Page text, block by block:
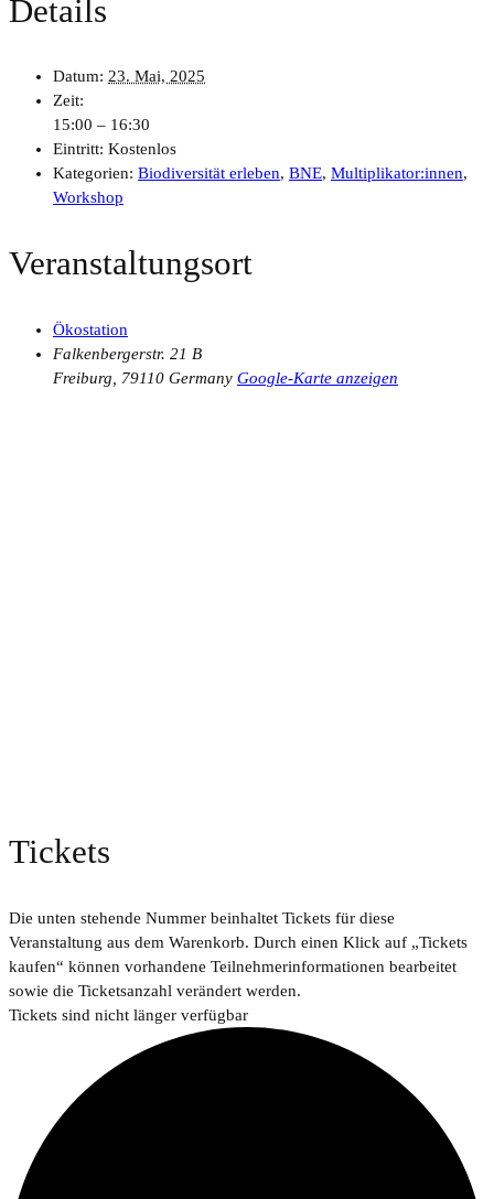
Details
Datum: 23. Mai, 2025
Zeit:
15:00 – 16:30
Eintritt: Kostenlos
Kategorien: Biodiversität erleben, BNE, Multiplikator:innen,
Workshop
Veranstaltungsort
Ökostation
Falkenbergerstr. 21 B
Freiburg
79110 Germany Google-Karte anzeigen
Tickets
Die unten stehende Nummer beinhaltet Tickets für diese
Veranstaltung aus dem Warenkorb. Durch einen Klick auf „Tickets
kaufen“ können vorhandene Teilnehmerinformationen bearbeitet
sowie die Ticketsanzahl verändert werden.
Tickets sind nicht länger verfügbar